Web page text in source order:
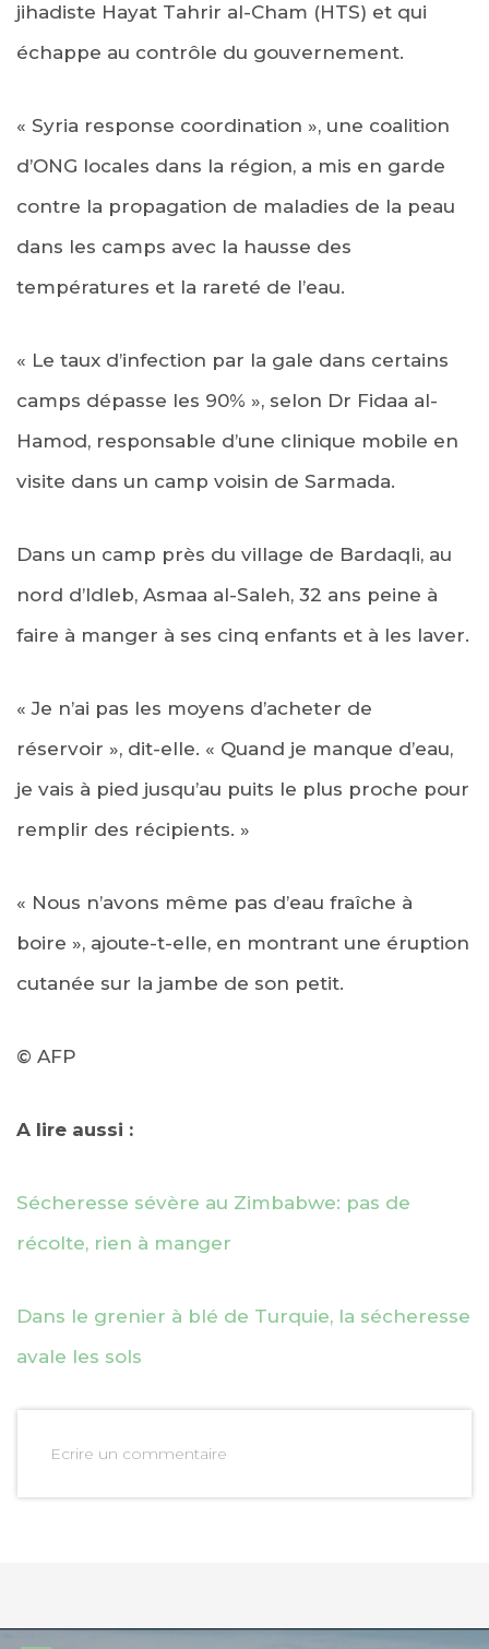
jihadiste Hayat Tahrir al-Cham (HTS) et qui
échappe au contrôle du gouvernement.
« Syria response coordination », une coalition
d’ONG locales dans la région, a mis en garde
contre la propagation de maladies de la peau
dans les camps avec la hausse des
températures et la rareté de l’eau.
« Le taux d’infection par la gale dans certains
camps dépasse les 90% », selon Dr Fidaa al-
Hamod, responsable d’une clinique mobile en
visite dans un camp voisin de Sarmada.
Dans un camp près du village de Bardaqli, au
nord d’Idleb, Asmaa al-Saleh, 32 ans peine à
faire à manger à ses cinq enfants et à les laver.
« Je n’ai pas les moyens d’acheter de
réservoir », dit-elle. « Quand je manque d’eau,
je vais à pied jusqu’au puits le plus proche pour
remplir des récipients. »
« Nous n’avons même pas d’eau fraîche à
boire », ajoute-t-elle, en montrant une éruption
cutanée sur la jambe de son petit.
© AFP
A lire aussi :
Sécheresse sévère au Zimbabwe: pas de
récolte, rien à manger
Dans le grenier à blé de Turquie, la sécheresse
avale les sols
Ecrire un commentaire